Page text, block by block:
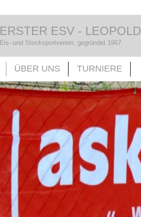
ERSTER ESV -
Eis- und Stocksportverein, gegründet 1967
ÜBER UNS TURNIERE